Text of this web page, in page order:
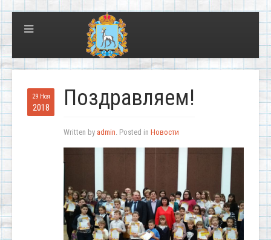
29 Ноя
2018 Поздравляем!
Written by admin. Posted in Новости